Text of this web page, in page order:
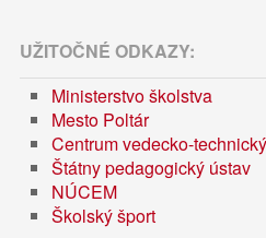
UŽITOČNÉ ODKAZY:
Ministerstvo školstva
Mesto Poltár
Centrum vedecko-
Štátny pedagogický ústav
NÚCEM
Školský šport